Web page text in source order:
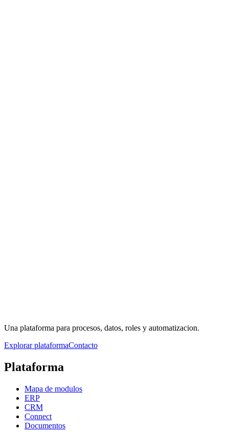
Una plataforma para procesos, datos, roles y automatizacion.
Explorar plataformaContacto
Plataforma
Mapa de modulos
ERP
CRM
Connect
Documentos